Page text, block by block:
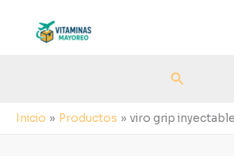
contenido
Buscar
Inicio Productos viro grip inyectable